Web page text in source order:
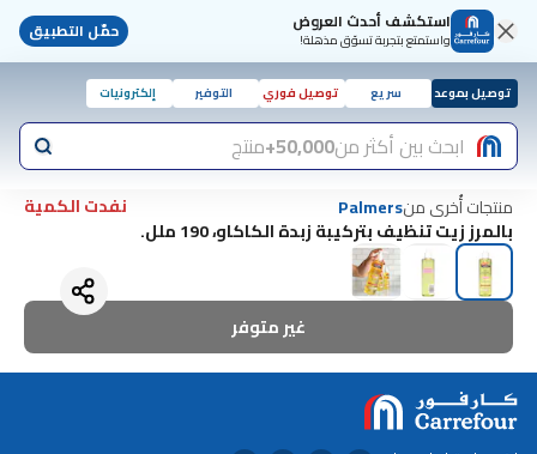
استكشف أحدث العروض
واستمتع بتجربة تسوّق مذهلة! حمّل التطبيق
توصيل بموعد سريع توصيل فوري التوفير إلكترونيات
ابحث بين أكثر من50,000+ منتج
منتجات أُخرى منPalmers
نفدت الكمية
بالمرز زيت تنظيف بتركيبة زبدة الكاكاو، 190 ملل.
غير متوفر